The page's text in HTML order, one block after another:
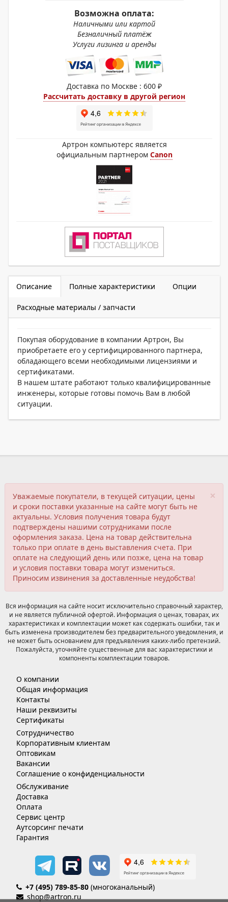
Возможна оплата:
Наличными или картой
Безналичный платёж
Услуги лизинга и аренды
Доставка по Москве : 600 ₽
Рассчитать доставку в другой регион
Артрон компьютерс является
официальным партнером Canon
Описание Полные характеристики Опции
Расходные материалы / запчасти
Покупая оборудование в компании Артрон, Вы
приобретаете его у сертифицированного партнера,
обладающего всеми необходимыми лицензиями и
сертификатами.
В нашем штате работают только квалифицированные
инженеры, которые готовы помочь Вам в любой
ситуации.
×
Уважаемые покупатели, в текущей ситуации, цены
и сроки поставки указанные на сайте могут быть не
актуальны. Условия получения товара будут
подтверждены нашими сотрудниками после
оформления заказа. Цена на товар действительна
только при оплате в день выставления счета. При
оплате на следующий день или позже, цена на товар
и условия поставки товара могут измениться.
Приносим извинения за доставленные неудобства!
Вся информация на сайте носит исключительно справочный характер,
и не является публичной офертой. Информация о ценах, товарах, их
характеристиках и комплектации может как содержать ошибки, так и
быть изменена производителем без предварительного уведомления, и
не может быть основанием для предъявления каких-либо претензий.
Пожалуйста, уточняйте существенные для вас характеристики и
компоненты комплектации товаров.
О компании
Общая информация
Контакты
Наши реквизиты
Сертификаты
Сотрудничество
Корпоративным клиентам
Оптовикам
Вакансии
Соглашение о конфиденциальности
Обслуживание
Доставка
Оплата
Сервис центр
Аутсорсинг печати
Гарантия
+7 (495) 789-85-80 (многоканальный)
shop@artron.ru